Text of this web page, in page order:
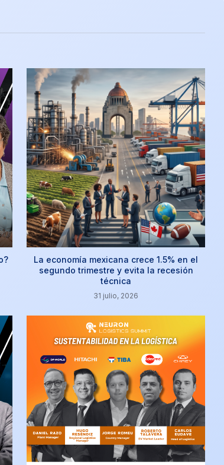
La economía mexicana crece 1.5% en el
segundo trimestre y evita la recesión
técnica
31 julio, 2026